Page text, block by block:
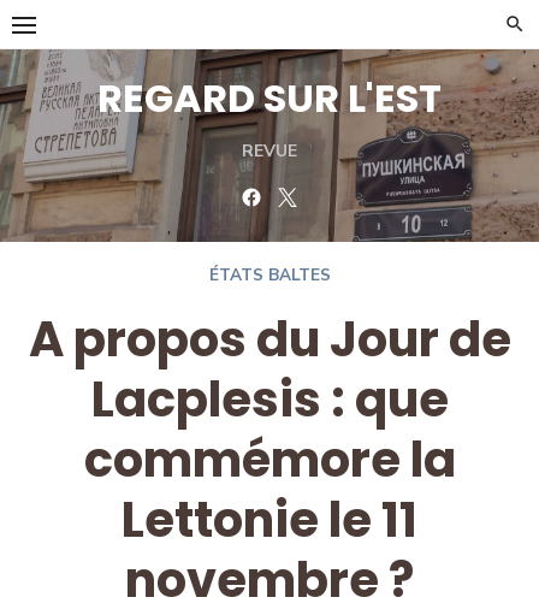
Skip
to
content
REGARD SUR L'EST
REVUE
FacebookTwitter
ÉTATS BALTES
A propos du Jour de
Lacplesis : que
commémore la
Lettonie le 11
novembre ?